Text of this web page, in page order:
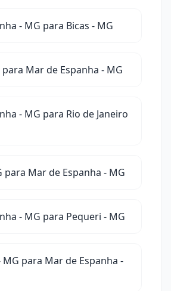
- MG para Bicas - MG
para Mar de Espanha - MG
- MG para Rio de Janeiro
para Mar de Espanha - MG
- MG para Pequeri - MG
MG para Mar de Espanha -